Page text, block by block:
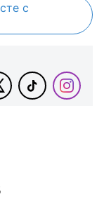
с